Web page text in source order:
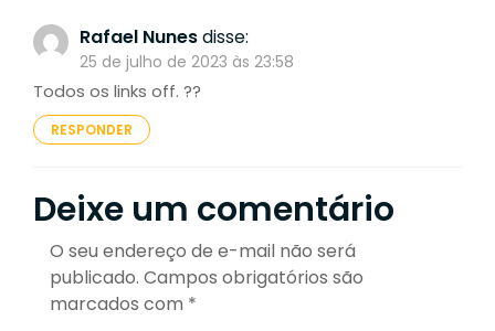
Rafael Nunesdisse:
25 de julho de 2023 às 23:58
Todos os links off. ??
RESPONDER
Deixe um comentário
O seu endereço de e-mail não será
publicado. Campos obrigatórios são
marcados com *